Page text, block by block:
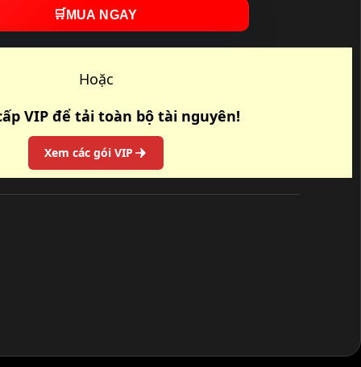
🛒 MUA NGAY
Hoặc
VIP để tải toàn bộ tài nguyên!
Xem các gói VIP